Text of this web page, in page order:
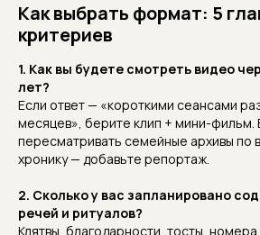
Как выбрать формат: 5
критериев
1. Как вы будете смотреть видео
лет?
Если ответ — «короткими сеансами
месяцев», берите клип + мини-фильм.
пересматривать семейные архивы по
хронику — добавьте репортаж.
2. Сколько у вас запланировано
речей и ритуалов?
Клятвы, благодарности, тосты,